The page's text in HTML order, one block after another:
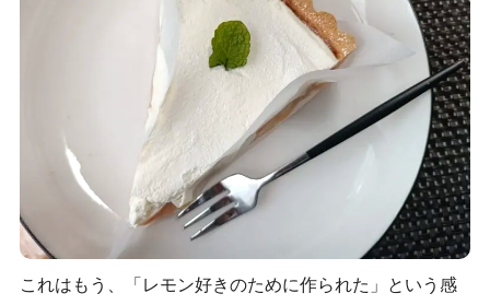
これはもう、「レモン好きのために作られた」という感